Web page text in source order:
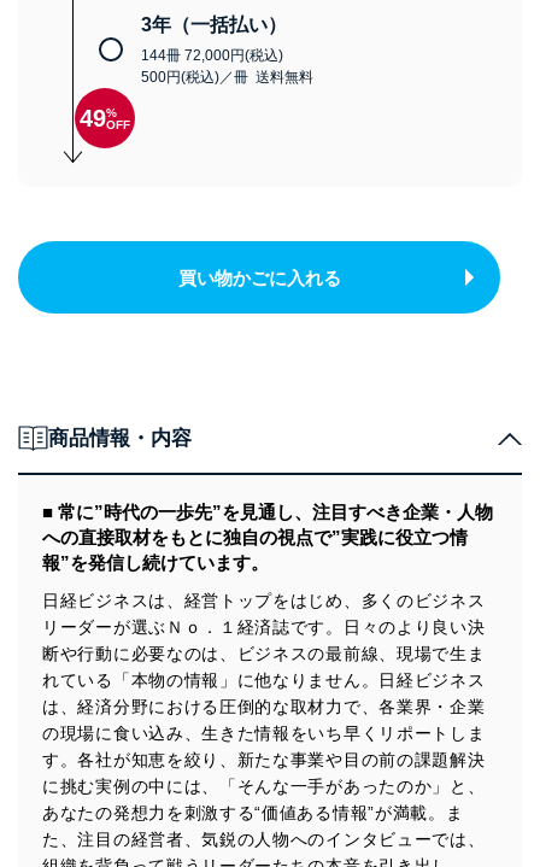
3年（一括払い）
144冊 72,000円(税込)
500円(税込)／冊 送料無料
49%
OFF
買い物かごに入れる
商品情報・内容
■ 常に”時代の一歩先”を見通し、注目すべき企業・人物
への直接取材をもとに独自の視点で”実践に役立つ情
報”を発信し続けています。
日経ビジネスは、経営トップをはじめ、多くのビジネス
リーダーが選ぶＮｏ．１経済誌です。日々のより良い決
断や行動に必要なのは、ビジネスの最前線、現場で生ま
れている「本物の情報」に他なりません。日経ビジネス
は、経済分野における圧倒的な取材力で、各業界・企業
の現場に食い込み、生きた情報をいち早くリポートしま
す。各社が知恵を絞り、新たな事業や目の前の課題解決
に挑む実例の中には、「そんな一手があったのか」と、
あなたの発想力を刺激する“価値ある情報”が満載。ま
た、注目の経営者、気鋭の人物へのインタビューでは、